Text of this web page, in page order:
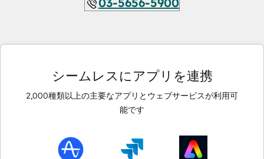
シームレスにアプリを連携
2,000種類以上の主要なアプリとウェブサービスが利用可
能です